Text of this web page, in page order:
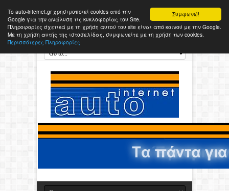
Συμφωνώ!
Το auto-internet.gr χρησιμοποιεί cookies από την
Google για την ανάλυση τις κυκλοφορίας του Site.
Πληροφορίες σχετικά με τη χρήση αυτού του site είναι από κοινού με την Google.
Με τη χρήση αυτής της ιστοσελίδας, συμφωνείτε με τη χρήση των cookies.
Περισσότερες Πληροφορίες